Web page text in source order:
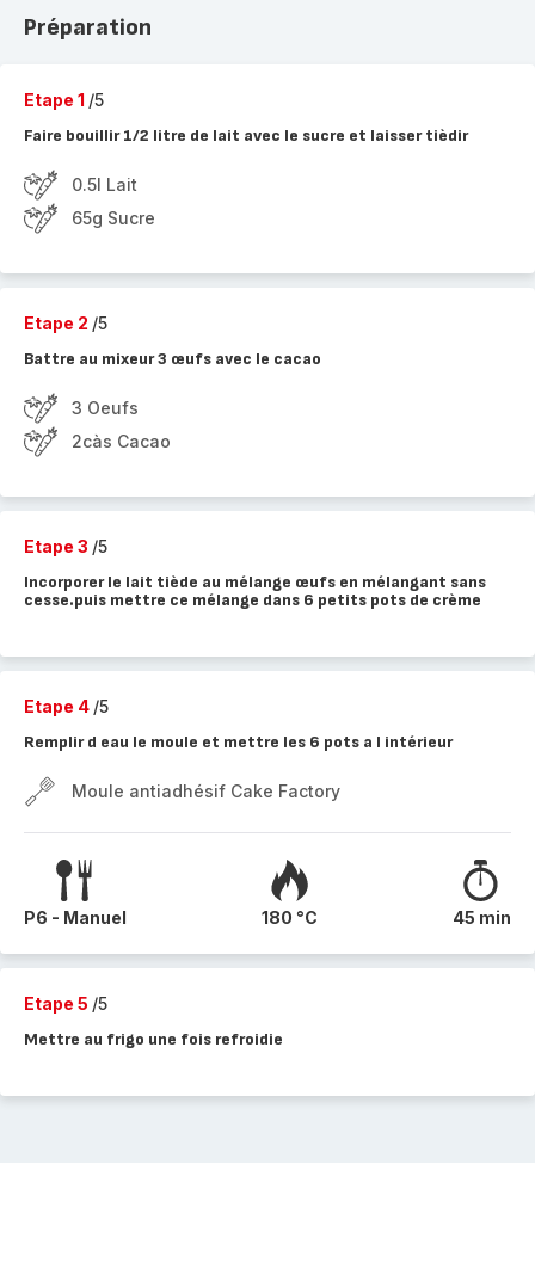
Préparation
Etape 1 /5
Faire bouillir 1/2 litre de lait avec le sucre et laisser tièdir
0.5l Lait
65g Sucre
Etape 2 /5
Battre au mixeur 3 œufs avec le cacao
3 Oeufs
2càs Cacao
Etape 3 /5
Incorporer le lait tiède au mélange œufs en mélangant sans
cesse.puis mettre ce mélange dans 6 petits pots de crème
Etape 4 /5
Remplir d eau le moule et mettre les 6 pots a l intérieur
Moule antiadhésif Cake Factory
P6 - Manuel 180 °C 45 min
Etape 5 /5
Mettre au frigo une fois refroidie